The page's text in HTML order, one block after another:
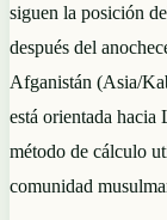
siguen la posición
después del
Afganistán (Asia/
está orientada hacia
método de cálculo
comunidad